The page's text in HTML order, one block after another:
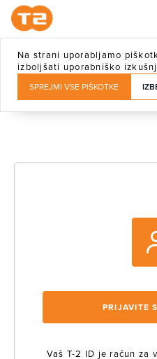
Na strani uporabljamo
izboljšati uporabniško
SPREJMI VSE PIŠKOTKE
PRIJAVITE
Vaš T-2 ID je račun za